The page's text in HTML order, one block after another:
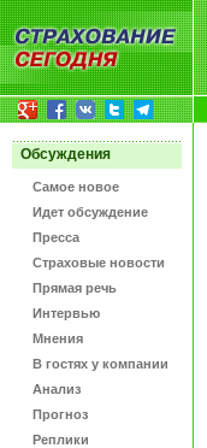
Обсуждения
Самое новое
Идет обсуждение
Пресса
Страховые новости
Прямая речь
Интервью
Мнения
В гостях у компании
Анализ
Прогноз
Реплики